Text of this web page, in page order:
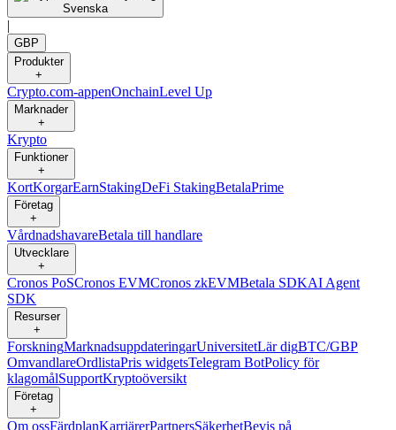
Svenska
|
GBP
Produkter
+
Crypto.com-appenOnchainLevel Up
Marknader
+
Krypto
Funktioner
+
KortKorgarEarnStakingDeFi StakingBetalaPrime
Företag
+
VårdnadshavareBetala till handlare
Utvecklare
+
Cronos PoSCronos EVMCronos zkEVMBetala SDKAI Agent
SDK
Resurser
+
ForskningMarknadsuppdateringarUniversitetLär digBTC/GBP
OmvandlareOrdlistaPris widgetsTelegram BotPolicy för
klagomålSupportKryptoöversikt
Företag
+
Om ossFärdplanKarriärerPartnersSäkerhetBevis på